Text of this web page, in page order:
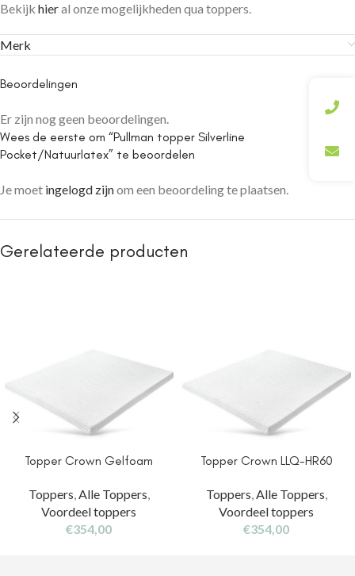
Bekijk hieral onze mogelijkheden qua toppers.
Merk
Beoordelingen
Er zijn nog geen beoordelingen.
Wees de eerste om “Pullman topper Silverline
Pocket/Natuurlatex” te beoordelen
Je moet ingelogd zijnom een beoordeling te plaatsen.
Gerelateerde producten
Topper Crown Gelfoam
Toppers Alle Toppers
Voordeel toppers
€354,00
Topper Crown LLQ-HR60
Toppers Alle Toppers
Voordeel toppers
€354,00